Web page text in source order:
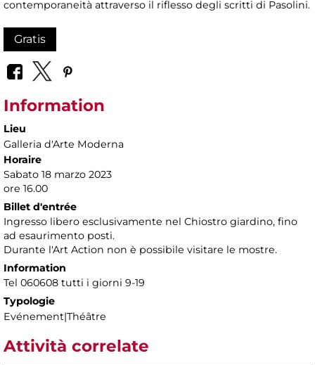
contemporaneità attraverso il riflesso degli scritti di Pasolini.
Gratis
Information
Lieu
Galleria d'Arte Moderna
Horaire
Sabato 18 marzo 2023
ore 16.00
Billet d'entrée
Ingresso libero esclusivamente nel Chiostro giardino, fino
ad esaurimento posti.
Durante l'Art Action non è possibile visitare le mostre.
Information
Tel 060608 tutti i giorni 9-19
Typologie
Evénement|Théâtre
Attività correlate